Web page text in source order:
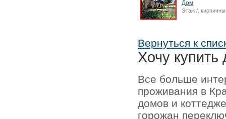
Дом
Этаж /,
Вернуться к
Хочу купить
Все больше
проживания в
домов и
горожан